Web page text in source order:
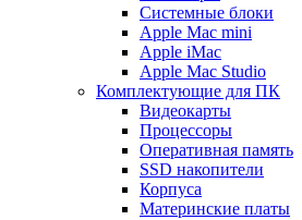
Системные блоки
Apple Mac mini
Apple iMac
Apple Mac Studio
Комплектующие для ПК
Видеокарты
Процессоры
Оперативная память
SSD накопители
Корпуса
Материнские платы